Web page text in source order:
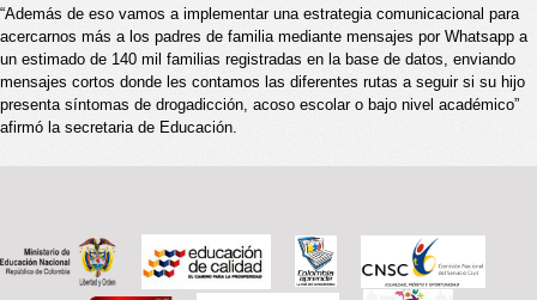
“Además de eso vamos a implementar una estrategia comunicacional para
acercarnos más a los padres de familia mediante mensajes por Whatsapp a
un estimado de 140 mil familias registradas en la base de datos, enviando
mensajes cortos donde les contamos las diferentes rutas a seguir si su hijo
presenta síntomas de drogadicción, acoso escolar o bajo nivel académico”
afirmó la secretaria de Educación.